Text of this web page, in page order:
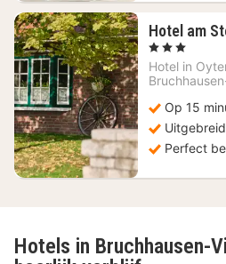
Hotel am
, 3 Sterren
Hotel in
Op 15
Perfect
Hotels in Bruchhausen-